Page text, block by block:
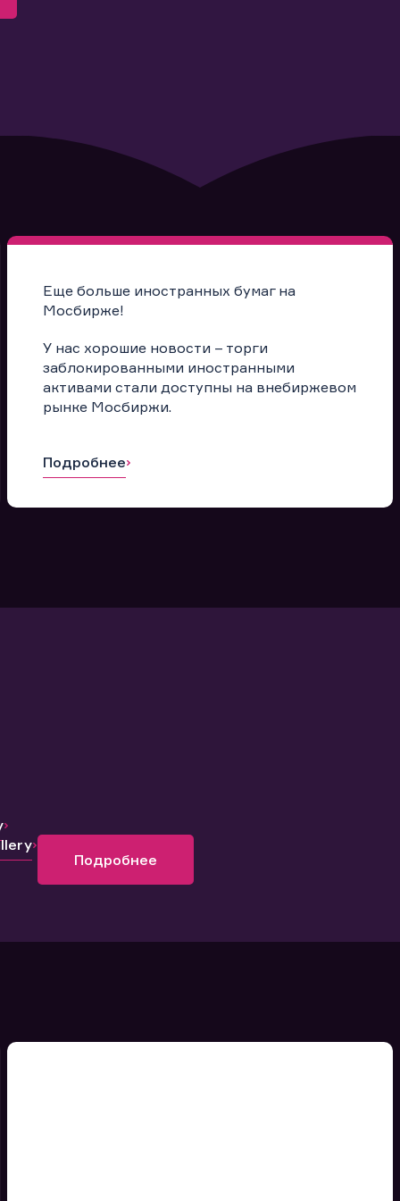
Еще больше иностранных бумаг на
Мосбирже!
У нас хорошие новости – торги
заблокированными иностранными
активами стали доступны на внебиржевом
рынке Мосбиржи.
Подробнее
Подробнее